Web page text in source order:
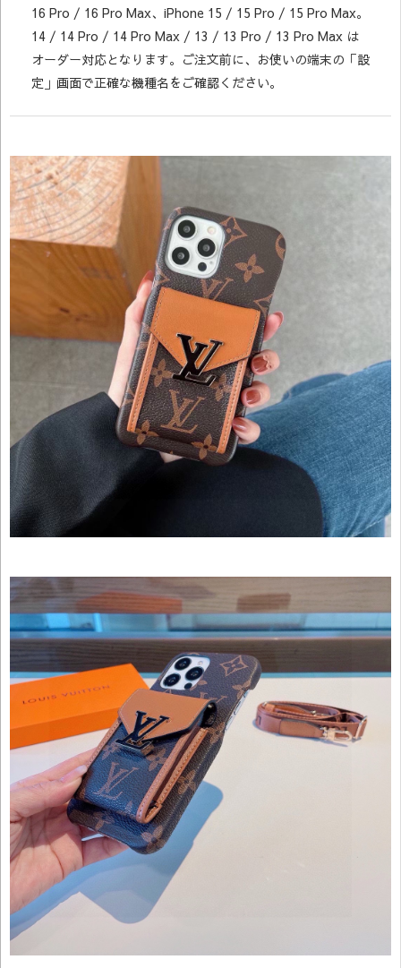
16 Pro / 16 Pro Max、iPhone 15 / 15 Pro / 15 Pro Max。
14 / 14 Pro / 14 Pro Max / 13 / 13 Pro / 13 Pro Max は
オーダー対応となります。ご注文前に、お使いの端末の「設
定」画面で正確な機種名をご確認ください。